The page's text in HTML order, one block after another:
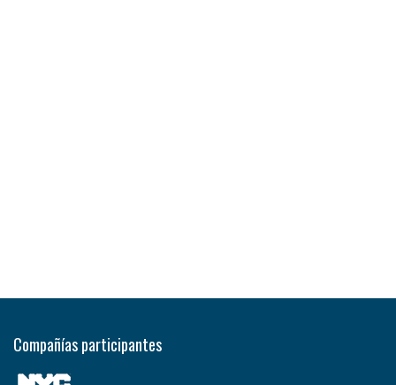
Compañías participantes